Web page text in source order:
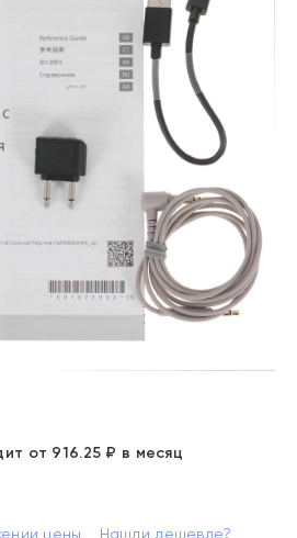
от 916.25 ₽ в месяц
цены Нашли дешевле?